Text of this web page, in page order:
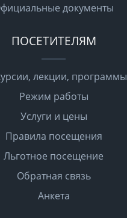
документы
ПОСЕТИТЕЛЯМ
лекции, программы
Режим работы
Услуги и цены
Правила посещения
Льготное посещение
Обратная связь
Анкета